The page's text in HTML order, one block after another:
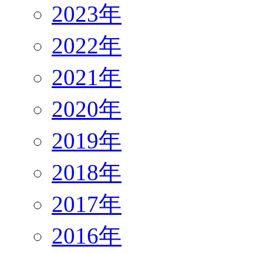
2023年
2022年
2021年
2020年
2019年
2018年
2017年
2016年